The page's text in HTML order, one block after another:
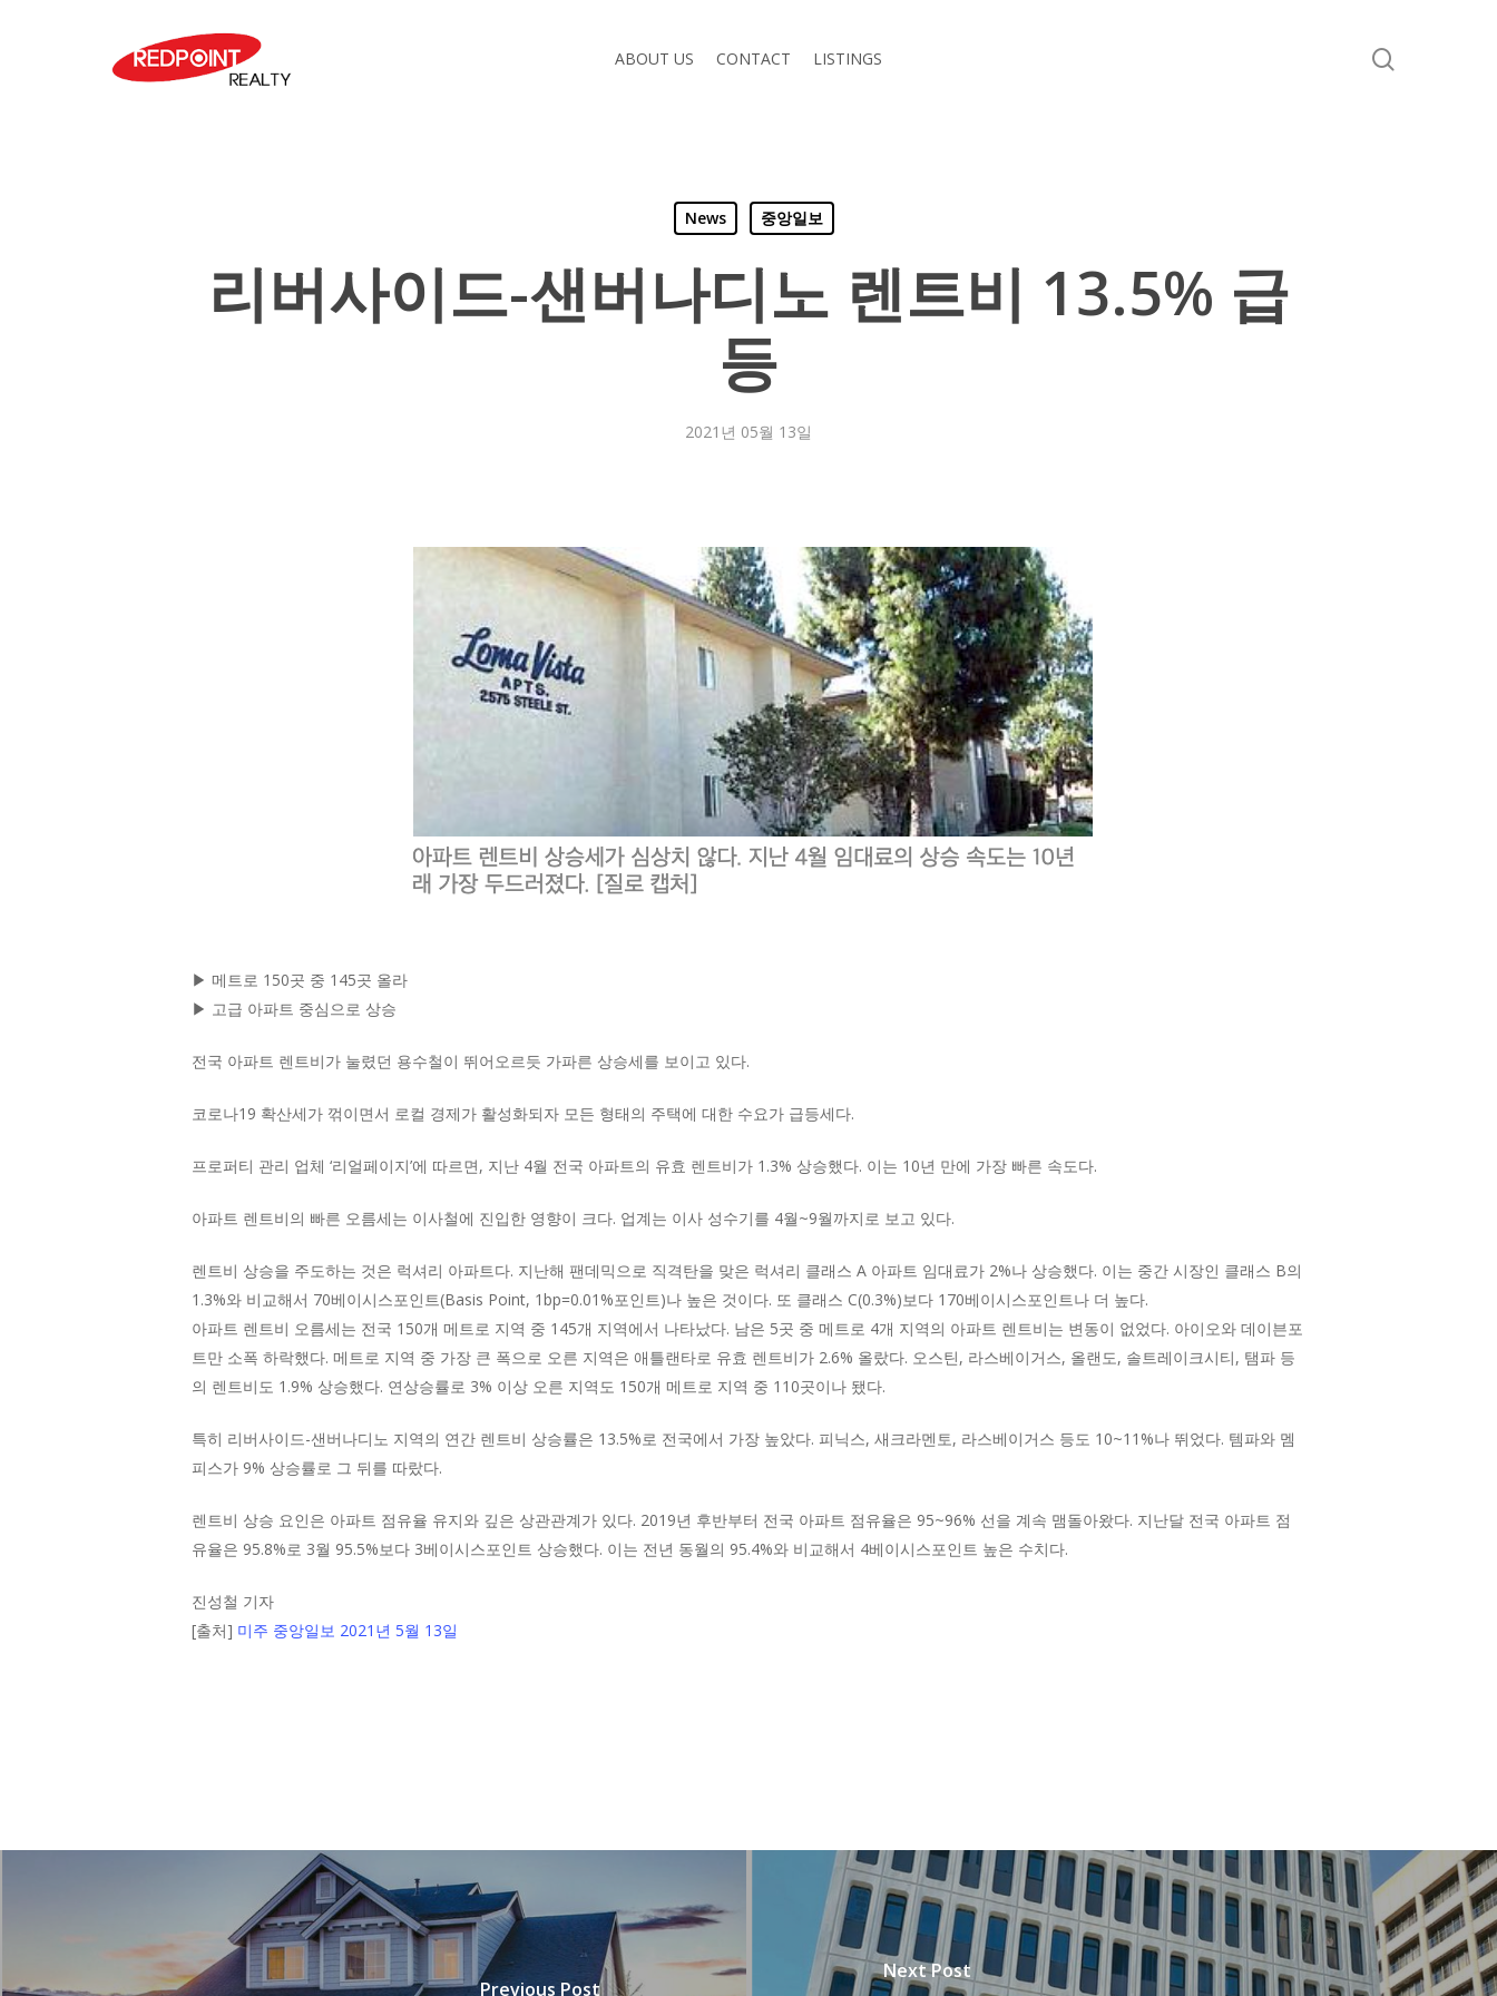
ABOUT US CONTACT LISTINGS
News 중앙일보
리버사이드-샌버나디노 렌트비 13.5% 급
등
2021년 05월 13일
▶ 메트로 150곳 중 145곳 올라
▶ 고급 아파트 중심으로 상승
전국 아파트 렌트비가 눌렸던 용수철이 뛰어오르듯 가파른 상승세를 보이고 있다.
코로나19 확산세가 꺾이면서 로컬 경제가 활성화되자 모든 형태의 주택에 대한 수요가 급등세다.
프로퍼티 관리 업체 ‘리얼페이지’에 따르면, 지난 4월 전국 아파트의 유효 렌트비가 1.3% 상승했다. 이는 10년 만에 가장 빠른 속도다.
아파트 렌트비의 빠른 오름세는 이사철에 진입한 영향이 크다. 업계는 이사 성수기를 4월~9월까지로 보고 있다.
렌트비 상승을 주도하는 것은 럭셔리 아파트다. 지난해 팬데믹으로 직격탄을 맞은 럭셔리 클래스 A 아파트 임대료가 2%나 상승했다. 이는 중간 시장인 클래스 B의
1.3%와 비교해서 70베이시스포인트(Basis Point, 1bp=0.01%포인트)나 높은 것이다. 또 클래스 C(0.3%)보다 170베이시스포인트나 더 높다.
아파트 렌트비 오름세는 전국 150개 메트로 지역 중 145개 지역에서 나타났다. 남은 5곳 중 메트로 4개 지역의 아파트 렌트비는 변동이 없었다. 아이오와 데이븐포
트만 소폭 하락했다. 메트로 지역 중 가장 큰 폭으로 오른 지역은 애틀랜타로 유효 렌트비가 2.6% 올랐다. 오스틴, 라스베이거스, 올랜도, 솔트레이크시티, 탬파 등
의 렌트비도 1.9% 상승했다. 연상승률로 3% 이상 오른 지역도 150개 메트로 지역 중 110곳이나 됐다.
특히 리버사이드-샌버나디노 지역의 연간 렌트비 상승률은 13.5%로 전국에서 가장 높았다. 피닉스, 새크라멘토, 라스베이거스 등도 10~11%나 뛰었다. 템파와 멤
피스가 9% 상승률로 그 뒤를 따랐다.
렌트비 상승 요인은 아파트 점유율 유지와 깊은 상관관계가 있다. 2019년 후반부터 전국 아파트 점유율은 95~96% 선을 계속 맴돌아왔다. 지난달 전국 아파트 점
유율은 95.8%로 3월 95.5%보다 3베이시스포인트 상승했다. 이는 전년 동월의 95.4%와 비교해서 4베이시스포인트 높은 수치다.
진성철 기자
[출처] 미주 중앙일보 2021년 5월 13일
Previous Post
Next Post